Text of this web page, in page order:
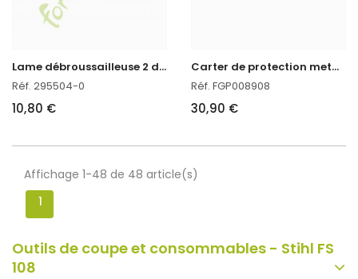
L
ame débroussailleuse 2 dents courbée Oregon réf : 295504-0
Réf. 295504-0
10,80 €
C
arter de protection metal universel pour débroussailleuse
Réf. FGP008908
30,90 €
Affichage 1-48 de 48 article(s)
1
Outils de coupe et consommables - Stihl FS
108